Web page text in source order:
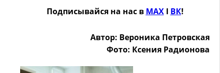
Подписывайся на нас в MAXӀ ВК!
Автор: Вероника Петровская
Фото: Ксения Радионова